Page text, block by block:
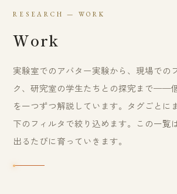
RESEARCH — WORK
Work
実験室でのアバター実験から、現場での
ク、研究室の学生たちとの探究まで——
を一つずつ解説しています。タグごとに
下のフィルタで絞り込めます。この一覧
出るたびに育っていきます。